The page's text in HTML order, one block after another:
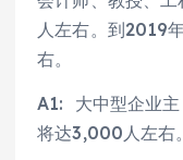
人左右。到2019
右。
A1: 大中型企业
将达3,000人左右。